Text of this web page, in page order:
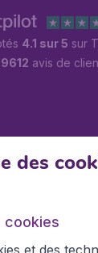
4.1 sur 5 sur
avis de
des
cookies
et des